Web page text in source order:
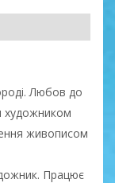
Любов до
художником
живописом
Працює